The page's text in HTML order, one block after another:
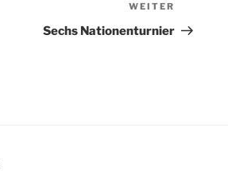
Beitrag
WEITER
Sechs Nationenturnier